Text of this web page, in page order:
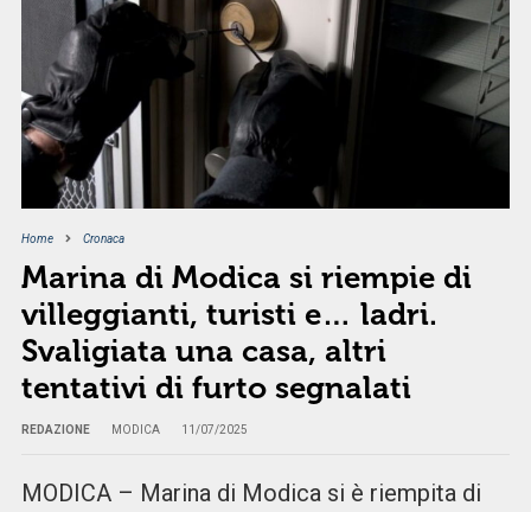
Home Cronaca
Marina di Modica si riempie di
villeggianti, turisti e… ladri.
Svaligiata una casa, altri
tentativi di furto segnalati
REDAZIONE MODICA 11/07/2025
MODICA – Marina di Modica si è riempita di